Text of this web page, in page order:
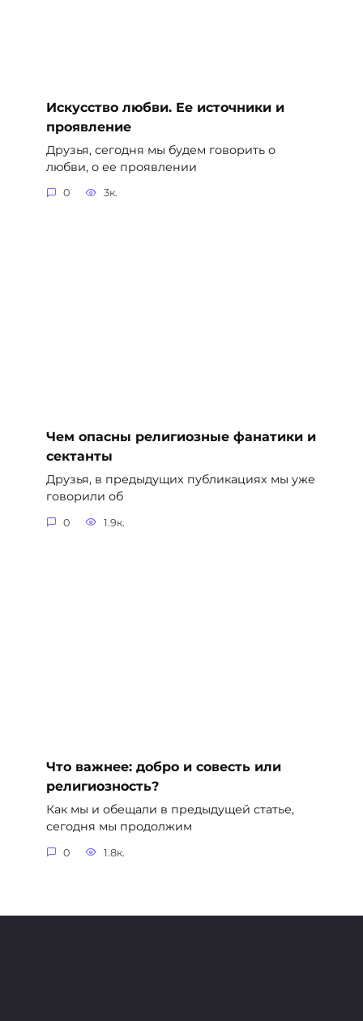
Искусство любви. Ее источники и
проявление
Друзья, сегодня мы будем говорить о
любви, о ее проявлении
0 3к.
Чем опасны религиозные фанатики и
сектанты
Друзья, в предыдущих публикациях мы уже
говорили об
0 1.9к.
Что важнее: добро и совесть или
религиозность?
Как мы и обещали в предыдущей статье,
сегодня мы продолжим
0 1.8к.